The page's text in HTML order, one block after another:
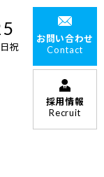
祝
お問い合わせ
Contact
採用情報
Recruit